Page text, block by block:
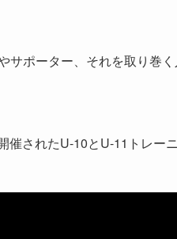
サポーター、それを取り巻
されたU-10とU-11トレー